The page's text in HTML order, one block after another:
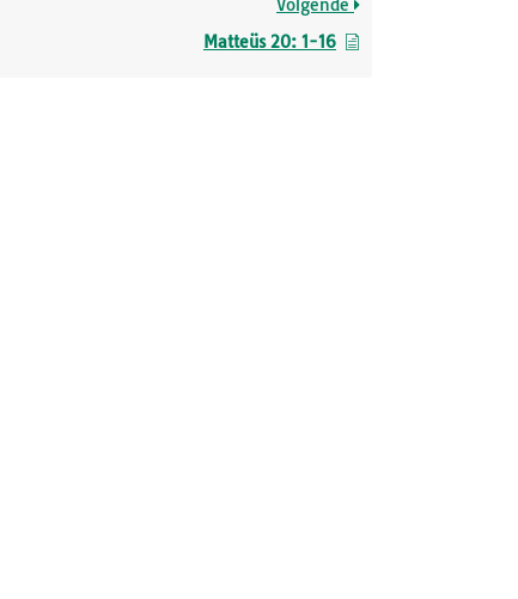
Volgende
Matteüs 20: 1-16